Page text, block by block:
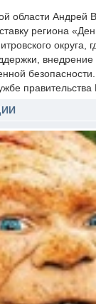
области Андрей
региона
округа,
внедрение
правительства